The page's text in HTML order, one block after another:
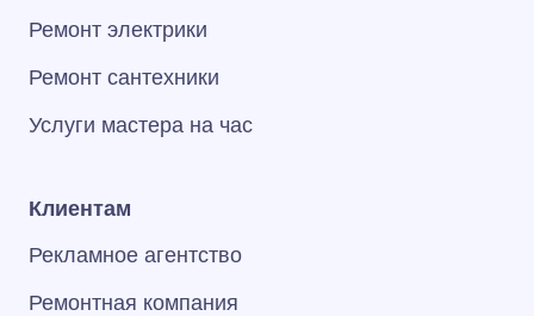
Ремонт электрики
Ремонт сантехники
Услуги мастера на час
Клиентам
Рекламное агентство
Ремонтная компания